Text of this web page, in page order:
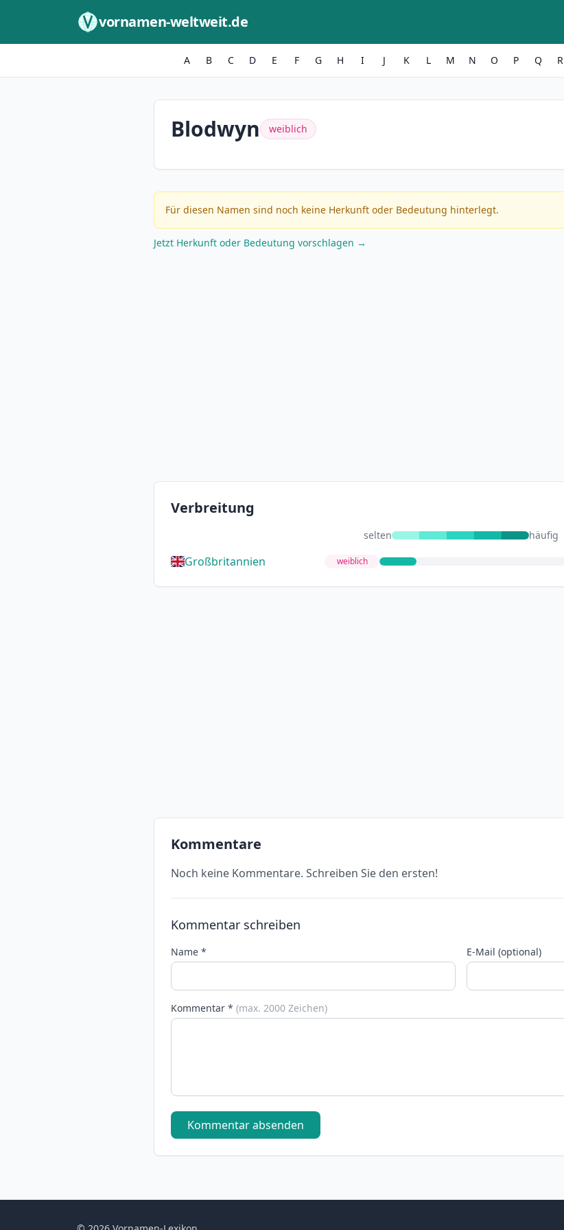
vornamen-weltweit.de
A B C D E F G H I J K L M N O P Q R
Blodwyn weiblich
Für diesen Namen sind noch keine Herkunft oder Bedeutung hinterlegt.
Jetzt Herkunft oder Bedeutung vorschlagen →
Verbreitung
selten häufig
Großbritannien weiblich
Kommentare
Noch keine Kommentare. Schreiben Sie den ersten!
Kommentar schreiben
Name * E-Mail (optional)
Kommentar * (max. 2000 Zeichen)
Kommentar absenden